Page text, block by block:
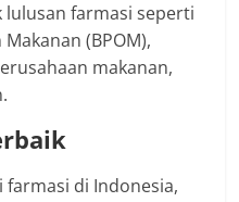
farmasi seperti
(BPOM),
makanan,
di Indonesia,